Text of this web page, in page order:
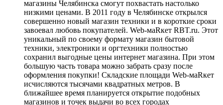
магазины Челябинска смогут похвастать настолько
низкими ценами. В 2011 году в Челябинске открылся
совершенно новый магазин техники и в короткие сроки
завоевал любовь покупателей. Web-маRкет RBT.ru. Этот
уникальный по своему формату магазин бытовой
техники, электроники и оргтехники полностью
сохранил выгодные цены интернет магазина. При этом
большую часть товара можно забрать сразу после
оформления покупки! Складские площади Web-маRкет
исчисляются тысячами квадратных метров. В
ближайшее время планируется открытие подобных
магазинов и точек выдачи во всех городах